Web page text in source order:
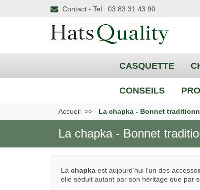
Contact - Tel : 03 83 31 43 90
CASQUETTE
CONSEILS
Accueil La chapka - Bonnet
La chapka - Bonnet
La chapka est aujourd’hui l’un des
elle séduit autant par son héritage que par